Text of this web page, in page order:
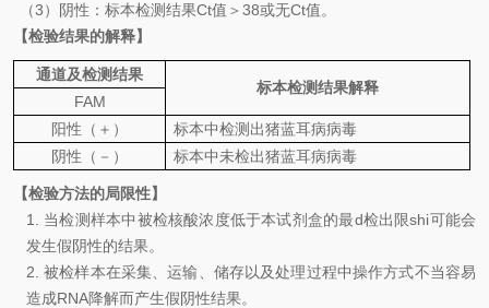
（3）阴性：标本检测结果Ct值＞ 38或无Ct值。
【检验结果的解释】
通道及检测结果
标本检测结果解释
FAM
阳性（＋）
标本中检测 出猪蓝耳病病毒
阴性（－）
标本中未检出猪蓝耳病病毒
【检验方法的局限性】
1. 当检测样本中被检核酸浓度低于本试剂盒的最d检出限shi可能会
发生假阴性的结果。
2.被检样本在采集、运输、储存以及处理过程中操作方式不当容易
造成RNA降解而产生假阴性结果。